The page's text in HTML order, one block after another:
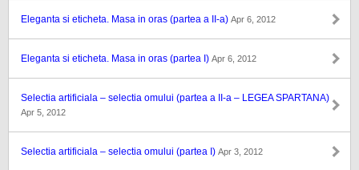
Eleganta si eticheta. Masa in oras (partea a II-a) Apr 6, 2012
Eleganta si eticheta. Masa in oras (partea I) Apr 6, 2012
Selectia artificiala – selectia omului (partea a II-a – LEGEA SPARTANA)
Apr 5, 2012
Selectia artificiala – selectia omului (partea I) Apr 3, 2012